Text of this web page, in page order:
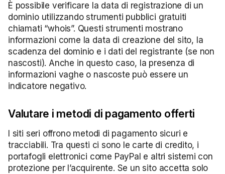
È possibile verificare la data di registrazione di un
dominio utilizzando strumenti pubblici gratuiti
chiamati “whois”. Questi strumenti mostrano
informazioni come la data di creazione del sito, la
scadenza del dominio e i dati del registrante (se non
nascosti). Anche in questo caso, la presenza di
informazioni vaghe o nascoste può essere un
indicatore negativo.
Valutare i metodi di pagamento offerti
I siti seri offrono metodi di pagamento sicuri e
tracciabili. Tra questi ci sono le carte di credito, i
portafogli elettronici come PayPal e altri sistemi con
protezione per l’acquirente. Se un sito accetta solo